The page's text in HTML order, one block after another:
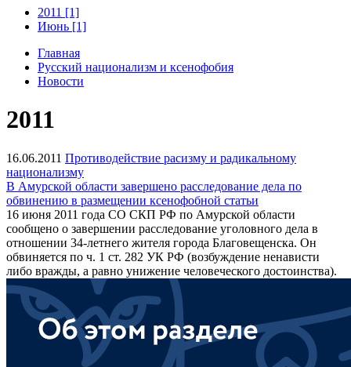
2011 [1]
Июнь [1]
Главная
Русский национализм и ксенофобия
Новости
2011
16.06.2011 Противодействие расизму и радикальному
национализму
В Амурской области завершено расследование дела по
обвинению в размещении ксенофобной статьи
16 июня 2011 года СО СКП РФ по Амурской области
сообщено о завершении расследование уголовного дела в
отношении 34-летнего жителя города Благовещенска. Он
обвиняется по ч. 1 ст. 282 УК РФ (возбуждение ненависти
либо вражды, а равно унижение человеческого достоинства).